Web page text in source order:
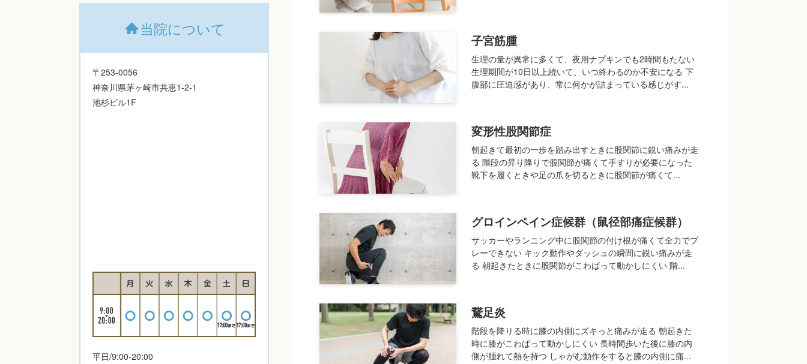
子宮筋腫
生理の量が異常に多くて、夜用ナプキンでも2時間もたない
生理期間が10日以上続いて、いつ終わるのか不安になる 下
腹部に圧迫感があり、常に何かが詰まっている感じがす...
変形性股関節症
朝起きて最初の一歩を踏み出すときに股関節に鋭い痛みが走
る 階段の昇り降りで股関節が痛くて手すりが必要になった
靴下を履くときや足の爪を切るときに股関節が痛くて...
グロインペイン症候群（鼠径部痛症候群）
サッカーやランニング中に股関節の付け根が痛くて全力でプ
レーできない キック動作やダッシュの瞬間に鋭い痛みが走
る 朝起きたときに股関節がこわばって動かしにくい 階...
鵞足炎
階段を降りる時に膝の内側にズキっと痛みが走る 朝起きた
時に膝がこわばって動かしにくい 長時間歩いた後に膝の内
側が腫れて熱を持つ しゃがむ動作をすると膝の内側に痛...
当院について
〒253-0056
神奈川県茅ヶ崎市共恵1-2-1
池杉ビル1F
平日/9:00-20:00